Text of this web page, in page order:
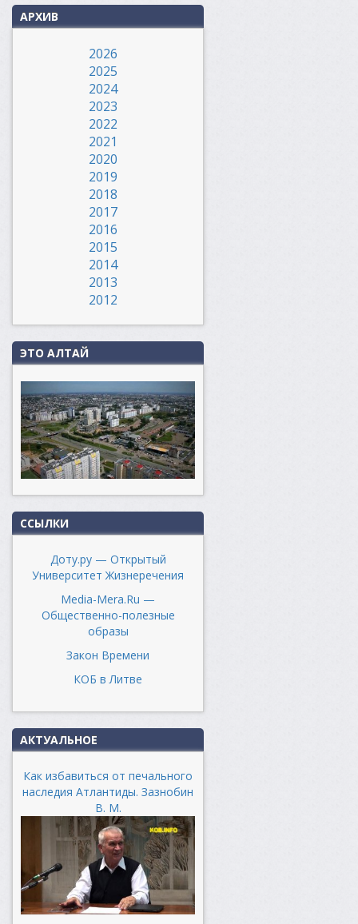
АРХИВ
2026
2025
2024
2023
2022
2021
2020
2019
2018
2017
2016
2015
2014
2013
2012
ЭТО АЛТАЙ
ССЫЛКИ
Доту.ру — Открытый
Университет Жизнеречения
Media-Mera.Ru —
Общественно-полезные
образы
Закон Времени
КОБ в Литве
АКТУАЛЬНОЕ
Как избавиться от печального
наследия Атлантиды. Зазнобин
В. М.